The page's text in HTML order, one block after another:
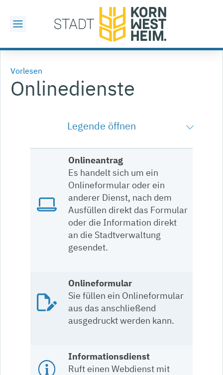
Vorlesen
Onlinedienste
Legende öffnen
Onlineantrag
Es handelt sich um ein
Onlineformular oder ein
anderer Dienst, nach dem
Ausfüllen direkt das Formular
oder die Information direkt
an die Stadtverwaltung
gesendet.
Onlineformular
Sie füllen ein Onlineformular
aus das anschließend
ausgedruckt werden kann.
Informationsdienst
Ruft einen Webdienst mit